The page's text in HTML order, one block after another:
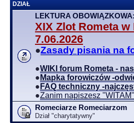
DZIAŁ
LEKTURA OBOWIĄZKOWA:
XIX Zlot Rometa w
7.06.2026
●Zasady pisania na
●WIKI forum Rometa -
● Mapka forowiczów -
● FAQ techniczny -
●Zanim napiszesz "WITAM"
Romeciarze Romeciarzom
Dział "charytatywny"